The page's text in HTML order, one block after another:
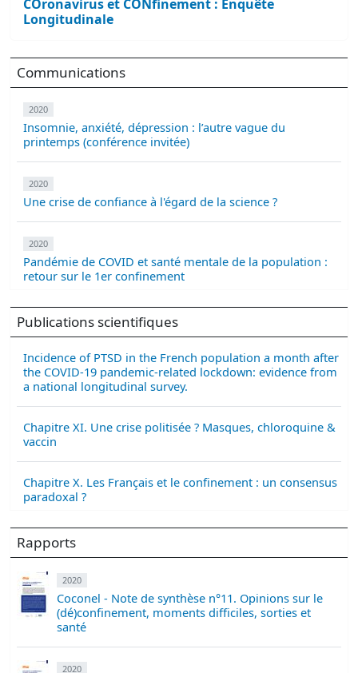
COronavirus et CONfinement : Enquête
Longitudinale
Communications
2020
Insomnie, anxiété, dépression : l’autre vague du
printemps (conférence invitée)
2020
Une crise de confiance à l'égard de la science ?
2020
Pandémie de COVID et santé mentale de la population :
retour sur le 1er confinement
Publications scientifiques
Incidence of PTSD in the French population a month after
the COVID-19 pandemic-related lockdown: evidence from
a national longitudinal survey.
Chapitre XI. Une crise politisée ? Masques, chloroquine &
vaccin
Chapitre X. Les Français et le confinement : un consensus
paradoxal ?
Rapports
2020
Coconel - Note de synthèse n°11. Opinions sur le
(dé)confinement, moments difficiles, sorties et
santé
2020